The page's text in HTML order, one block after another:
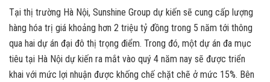
Tại thị trường Hà Nội, Sunshine Group dự kiến sẽ cung cấp lượng
hàng hóa trị giá khoảng hơn 2 triệu tỷ đồng trong 5 năm tới thông
qua hai dự án đại đô thị trọng điểm. Trong đó, một dự án đa mục
tiêu tại Hà Nội dự kiến ra mắt vào quý 4 năm nay sẽ được triển
khai với mức lợi nhuận được khống chế chặt chẽ ở mức 15%. Bên